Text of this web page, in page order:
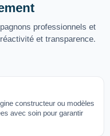
professionnels et
et transparence.
constructeur ou modèles
avec soin pour garantir